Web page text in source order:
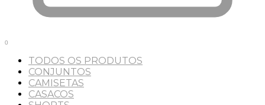
0
TODOS OS PRODUTOS
CONJUNTOS
CAMISETAS
CASACOS